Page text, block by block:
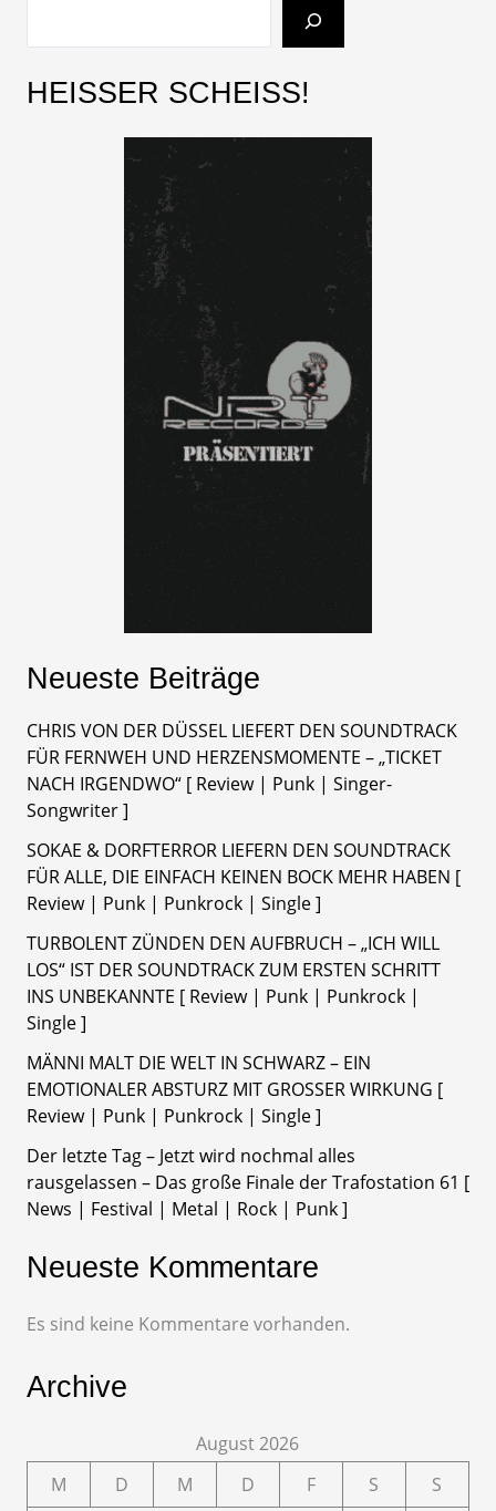
HEISSER SCHEISS!
Neueste Beiträge
CHRIS VON DER DÜSSEL LIEFERT DEN SOUNDTRACK
FÜR FERNWEH UND HERZENSMOMENTE – „TICKET
NACH IRGENDWO“ [ Review | Punk | Singer-
Songwriter ]
SOKAE & DORFTERROR LIEFERN DEN SOUNDTRACK
FÜR ALLE, DIE EINFACH KEINEN BOCK MEHR HABEN [
Review | Punk | Punkrock | Single ]
TURBOLENT ZÜNDEN DEN AUFBRUCH – „ICH WILL
LOS“ IST DER SOUNDTRACK ZUM ERSTEN SCHRITT
INS UNBEKANNTE [ Review | Punk | Punkrock |
Single ]
MÄNNI MALT DIE WELT IN SCHWARZ – EIN
EMOTIONALER ABSTURZ MIT GROSSER WIRKUNG [
Review | Punk | Punkrock | Single ]
Der letzte Tag – Jetzt wird nochmal alles
rausgelassen – Das große Finale der Trafostation 61 [
News | Festival | Metal | Rock | Punk ]
Neueste Kommentare
Es sind keine Kommentare vorhanden.
Archive
August 2026
M
D M D F S
S